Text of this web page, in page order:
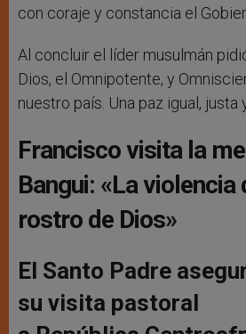
con coraje y constancia el
Al concluir el líder musulmán
Dios, el Omnipotente, y
nuestro país. Una paz igual, justa
Francisco visita la
Bangui: «La violencia
rostro de Dios»
El Santo Padre
su visita pastoral